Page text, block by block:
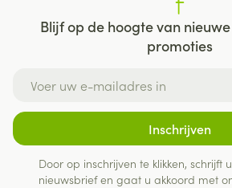
Blijf op de hoogte van
promoties
Inschrijven
Door op inschrijven te klikken, schrijft
nieuwsbrief en gaat u akkoord met